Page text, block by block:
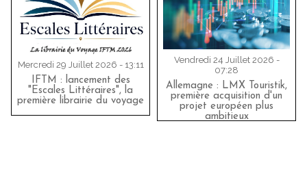
Mercredi 29 Juillet 2026 - 13:11
IFTM : lancement des
"Escales Littéraires", la
première librairie du voyage
Vendredi 24 Juillet 2026 -
07:28
Allemagne : LMX Touristik,
première acquisition d'un
projet européen plus
ambitieux